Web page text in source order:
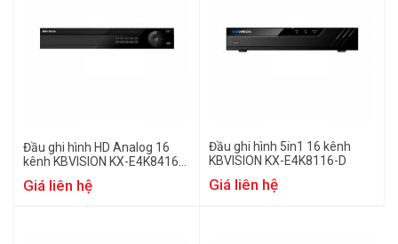
Đầu ghi hình HD Analog 16
kênh KBVISION KX-E4K8416-
Giá liên hệ
Đầu ghi hình 5in1 16 kênh
KBVISION KX-E4K8116-D
Giá liên hệ